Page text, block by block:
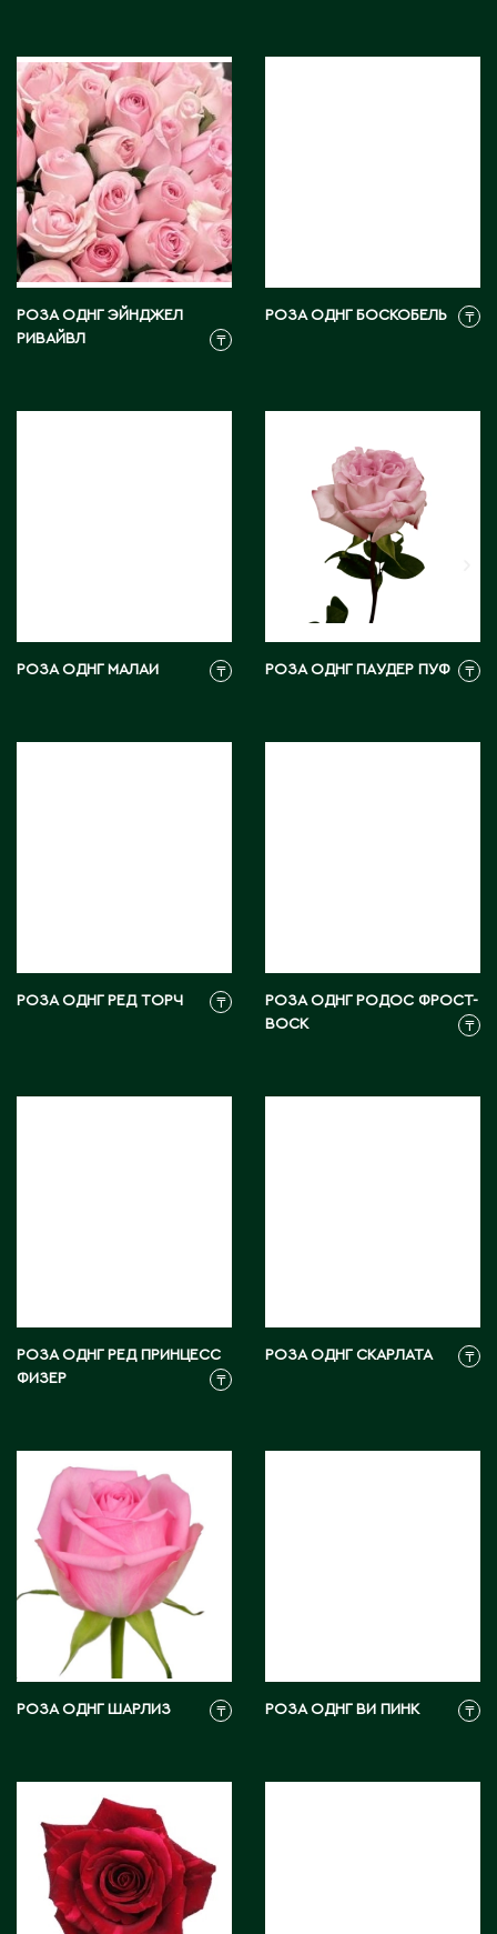
С
Сарань
Сарыагаш
Сарыколь
Сатпаев
Северо-Казахстанская область
Семипалатинск
Серебрянск
Степногорск
У
Усть-Каменогорск
Ч
Э
Экибастуз
Эмба
Южно-Казахстанская область
РОЗА ОДНГ ЭЙНДЖЕЛ
РИВАЙВЛ
₸
РОЗА ОДНГ БОСКОБЕЛЬ ₸
РОЗА ОДНГ МАЛАИ ₸ РОЗА ОДНГ ПАУДЕР ПУФ ₸
РОЗА ОДНГ РЕД ТОРЧ ₸
РОЗА ОДНГ РОДОС ФРОСТ-
ВОСК
₸
РОЗА ОДНГ РЕД ПРИНЦЕСС
ФИЗЕР
₸
РОЗА ОДНГ СКАРЛАТА ₸
РОЗА ОДНГ ШАРЛИЗ ₸ РОЗА ОДНГ ВИ ПИНК ₸